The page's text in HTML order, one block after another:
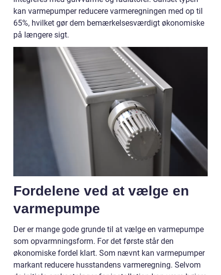
kan varmepumper reducere varmeregningen med op til
65%, hvilket gør dem bemærkelsesværdigt økonomiske
på længere sigt.
Fordelene ved at vælge en
varmepumpe
Der er mange gode grunde til at vælge en varmepumpe
som opvarmningsform. For det første står den
økonomiske fordel klart. Som nævnt kan varmepumper
markant reducere husstandens varmeregning. Selvom